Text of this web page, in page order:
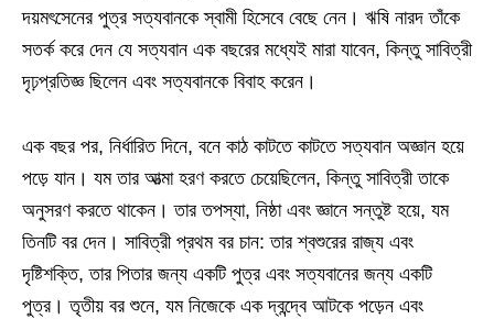
দয়মৎসেনের পুত্র সত্যবানকে স্বামী হিসেবে বেছে নেন। ঋষি নারদ তাঁকে
সতর্ক করে দেন যে সত্যবান এক বছরের মধ্যেই মারা যাবেন, কিন্তু সাবিত্রী
দৃঢ়প্রতিজ্ঞ ছিলেন এবং সত্যবানকে বিবাহ করেন।
এক বছর পর, নির্ধারিত দিনে, বনে কাঠ কাটতে কাটতে সত্যবান অজ্ঞান হয়ে
পড়ে যান। যম তার আত্মা হরণ করতে চেয়েছিলেন, কিন্তু সাবিত্রী তাকে
অনুসরণ করতে থাকেন। তার তপস্যা, নিষ্ঠা এবং জ্ঞানে সন্তুষ্ট হয়ে, যম
তিনটি বর দেন। সাবিত্রী প্রথম বর চান: তার শ্বশুরের রাজ্য এবং
দৃষ্টিশক্তি, তার পিতার জন্য একটি পুত্র এবং সত্যবানের জন্য একটি
পুত্র। তৃতীয় বর শুনে, যম নিজেকে এক দ্বন্দ্বে আটকে পড়েন এবং